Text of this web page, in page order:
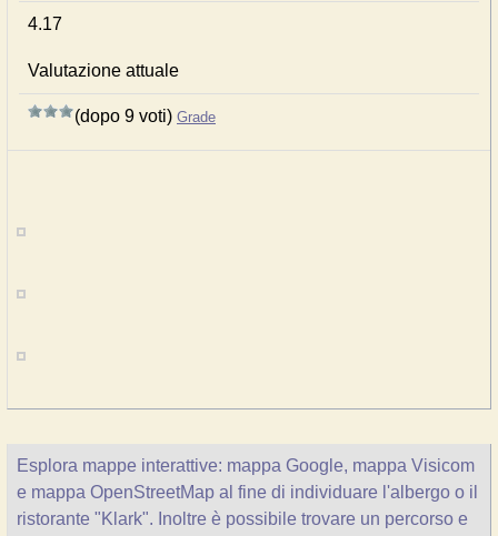
4.17
Valutazione attuale
(dopo 9 voti) Grade
Esplora mappe interattive: mappa Google, mappa Visicom
e mappa OpenStreetMap al fine di individuare l'albergo o il
ristorante "Klark". Inoltre è possibile trovare un percorso e